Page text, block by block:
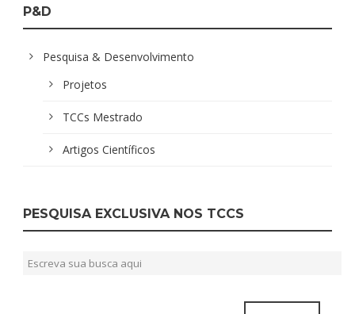
P&D
Pesquisa & Desenvolvimento
Projetos
TCCs Mestrado
Artigos Científicos
PESQUISA EXCLUSIVA NOS TCCS